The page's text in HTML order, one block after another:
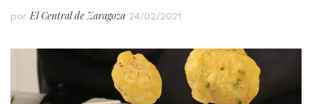
por El Central de Zaragoza 24/02/2021